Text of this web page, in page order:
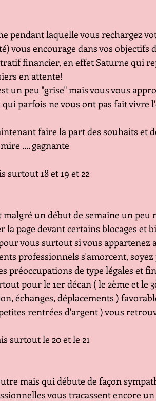
pendant laquelle vous rechargez
vous encourage dans vos objectifs
financier, en effet Saturne qui
en attente!
un peu "grise" mais vous vous
parfois ne vous ont pas fait vivre
faire la part des souhaits et
.... gagnante
surtout 18 et 19 et 22
un début de semaine un peu
page devant certains blocages et
vous surtout si vous appartenez
professionnels s'amorcent,
préoccupations de type légales et
pour le 1er décan ( le 2ème et le
échanges, déplacements )
rentrées d'argent ) vous
surtout le 20 et le 21
mais qui débute de façon
vous tracassent encore un